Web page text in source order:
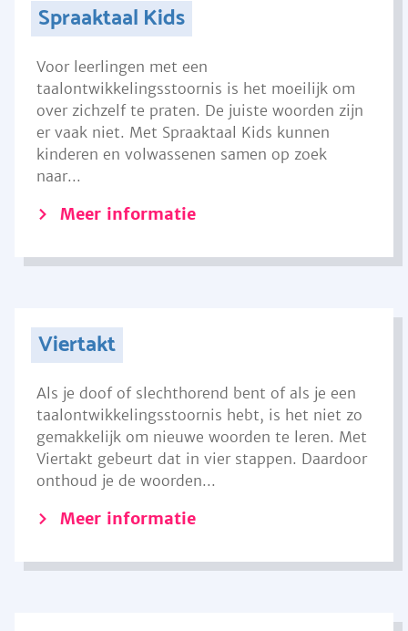
Spraaktaal Kids
Voor leerlingen met een
taalontwikkelingsstoornis is het moeilijk om
over zichzelf te praten. De juiste woorden zijn
er vaak niet. Met Spraaktaal Kids kunnen
kinderen en volwassenen samen op zoek
naar...
Meer informatie
Viertakt
Als je doof of slechthorend bent of als je een
taalontwikkelingsstoornis hebt, is het niet zo
gemakkelijk om nieuwe woorden te leren. Met
Viertakt gebeurt dat in vier stappen. Daardoor
onthoud je de woorden...
Meer informatie